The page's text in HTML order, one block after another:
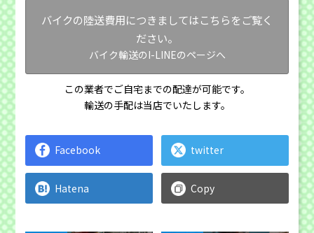
バイクの陸送費用につきましてはこちらをご覧く
ださい。
バイク輸送のI-LINEのページへ
この業者でご自宅までの配達が可能です。
輸送の手配は当店でいたします。
Facebook twitter
Hatena Copy